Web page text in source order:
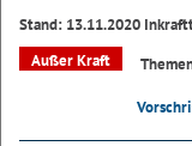
Stand: 13.11.2020
Außer Kraft